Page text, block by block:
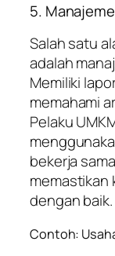
5.
Salah satu
adalah
Memiliki
memahami
Pelaku
bekerja
memastikan
dengan baik.
Contoh: